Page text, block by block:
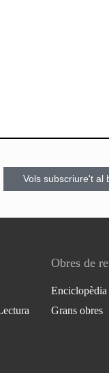
Vols subscriure't al
Obres de
Grans obres